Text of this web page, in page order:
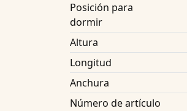
Posición para
dormir
Altura
Longitud
Anchura
Número de artículo